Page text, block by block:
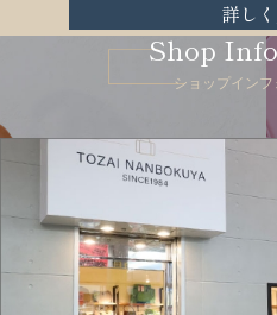
詳し
Shop
ショップイン